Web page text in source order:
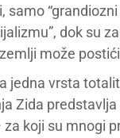
dok su
može
jedna vrsta
Zida
koji su mnogi